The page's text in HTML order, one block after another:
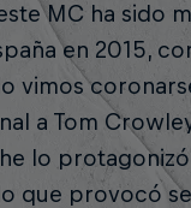
MC ha sido
en 2015,
vimos
a Tom
lo
que provocó